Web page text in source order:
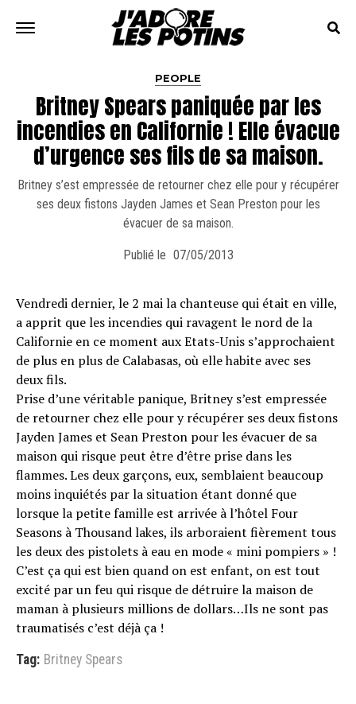
PEOPLE
Britney Spears paniquée par les
incendies en Californie ! Elle évacue
d’urgence ses fils de sa maison.
Britney s’est empressée de retourner chez elle pour y récupérer
ses deux fistons Jayden James et Sean Preston pour les
évacuer de sa maison.
Publié le 07/05/2013
Vendredi dernier, le 2 mai la chanteuse qui était en ville,
a apprit que les incendies qui ravagent le nord de la
Californie en ce moment aux Etats-Unis s’approchaient
de plus en plus de Calabasas, où elle habite avec ses
deux fils.
Prise d’une véritable panique, Britney s’est empressée
de retourner chez elle pour y récupérer ses deux fistons
Jayden James et Sean Preston pour les évacuer de sa
maison qui risque peut être d’être prise dans les
flammes. Les deux garçons, eux, semblaient beaucoup
moins inquiétés par la situation étant donné que
lorsque la petite famille est arrivée à l’hôtel Four
Seasons à Thousand lakes, ils arboraient fièrement tous
les deux des pistolets à eau en mode « mini pompiers » !
C’est ça qui est bien quand on est enfant, on est tout
excité par un feu qui risque de détruire la maison de
maman à plusieurs millions de dollars…Ils ne sont pas
traumatisés c’est déjà ça !
Tag: Britney Spears